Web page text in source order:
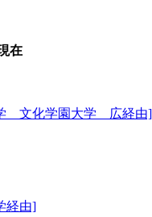
在
学 文化学園大学 広経由]
経由]